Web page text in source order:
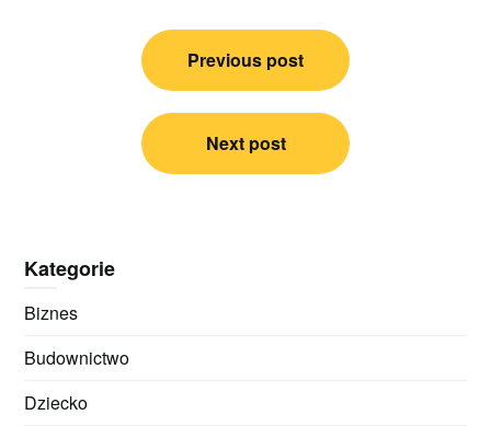
Nawigacja
Previous post
Next post
Kategorie
Biznes
Budownictwo
Dziecko